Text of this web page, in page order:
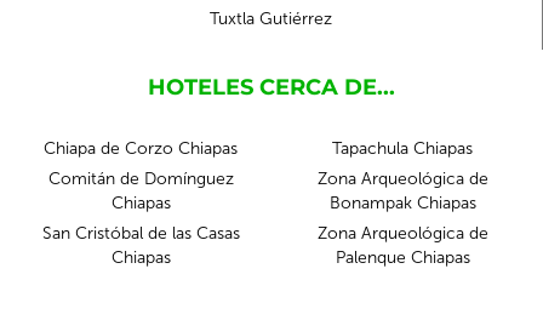
Tuxtla Gutiérrez
HOTELES CERCA DE...
Chiapa de Corzo Chiapas
Comitán de Domínguez
Chiapas
San Cristóbal de las Casas
Chiapas
Tapachula Chiapas
Zona Arqueológica de
Bonampak Chiapas
Zona Arqueológica de
Palenque Chiapas